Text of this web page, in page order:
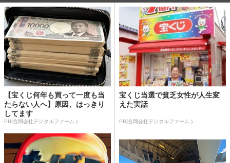
【宝くじ何年も買って一度も当
たらない人へ】原因、はっきり
してます
PR(合同会社デジタルファーム )
宝くじ当選で貧乏女性が人生変
えた実話
PR(合同会社デジタルファーム )